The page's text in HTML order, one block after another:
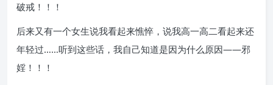
破戒！！！
后来又有一个女生说我看起来憔悴，说我高一高二看起来还
年轻过……听到这些话，我自己知道是因为什么原因——邪
婬！！！